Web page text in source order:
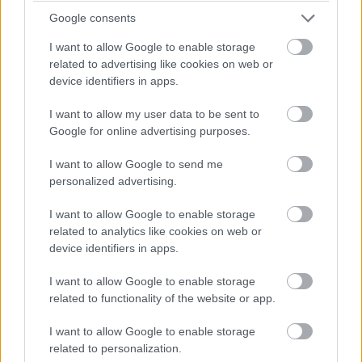
Google consents
I want to allow Google to enable storage
related to advertising like cookies on web or
device identifiers in apps.
I want to allow my user data to be sent to
Google for online advertising purposes.
I want to allow Google to send me
personalized advertising.
I want to allow Google to enable storage
related to analytics like cookies on web or
device identifiers in apps.
I want to allow Google to enable storage
related to functionality of the website or app.
I want to allow Google to enable storage
related to personalization.
Brundle hozza majd a célba a P2 5-6. helyéért
harcoló lengyel autót. Nagyon szép versenyt teljesített az
Inter Europol, minden elismerést megérdemelnek.
Amit viszont le lehetne, az Frijns 10 másodperces
hátránya Yifeijel szemben... Csakhogy van valami baj a #31-es
WRT emelőjével, így az utolsó kerékcserénél valamennyit
van. Ezt egy safety car éppen-éppen lenullázhatja még, de
erőből ezt még annyira se lehet itt ledolgozni, ahogy a 100-at